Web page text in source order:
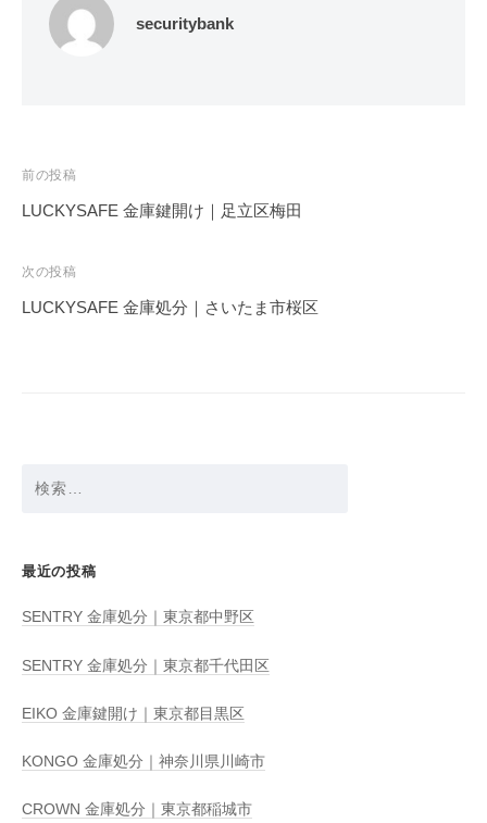
securitybank
投
稿
ビ
ゲ
前の投稿
LUCKYSAFE 金庫鍵開け｜足立区梅田
次の投稿
LUCKYSAFE 金庫処分｜さいたま市桜区
最近の投稿
SENTRY 金庫処分｜東京都中野区
SENTRY 金庫処分｜東京都千代田区
EIKO 金庫鍵開け｜東京都目黒区
KONGO 金庫処分｜神奈川県川崎市
CROWN 金庫処分｜東京都稲城市